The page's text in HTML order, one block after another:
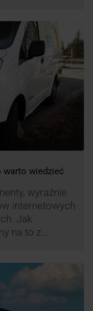
warto wiedzieć
wyraźnie
internetowych
Jak
na to z